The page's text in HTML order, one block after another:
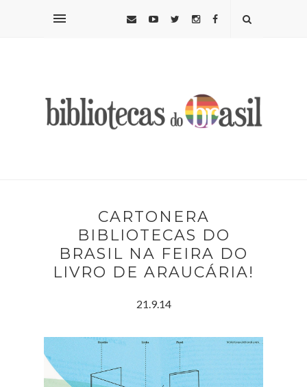
CARTONERA
BIBLIOTECAS DO
BRASIL NA FEIRA DO
LIVRO DE ARAUCÁRIA!
21.9.14